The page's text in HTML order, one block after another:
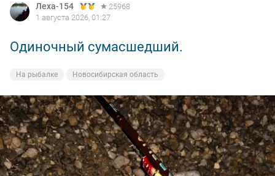
Леха-154
25968
1 августа 2026, 01:27
Одиночный сумасшедший.
На рыбалке Новосибирская область